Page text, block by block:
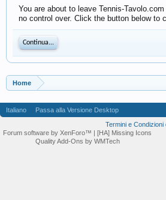
You are about to leave Tennis-
no control over. Click the button below to
Continua...
Home
Italiano Passa alla Versione Desktop
Termini e Condizioni
Forum software by XenForo™ | [HA] Missing Icons
Quality Add-Ons by WMTech